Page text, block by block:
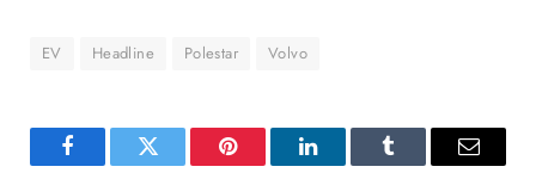
EV Headline Polestar Volvo
FacebookTwitter Pinterest LinkedInTumblr Email